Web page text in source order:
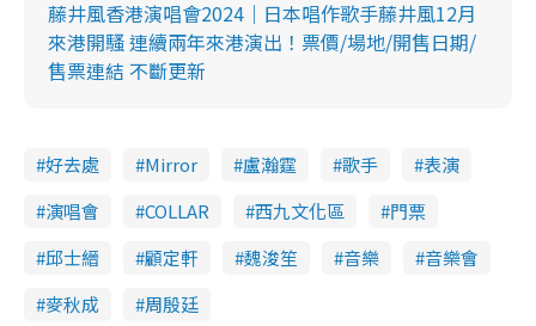
藤井風香港演唱會2024｜日本唱作歌手藤井風12月
來港開騷 連續兩年來港演出！票價/場地/開售日期/
售票連結 不斷更新
好去處 Mirror 盧瀚霆 歌手
表演
演唱會
COLLAR 西九文化區
門票
邱士縉
顧定軒 魏浚笙 音樂
音樂會
麥秋成
周殷廷